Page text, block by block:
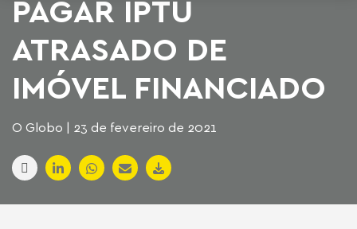
PAGAR IPTU
ATRASADO DE
IMÓVEL FINANCIADO
O Globo | 23 de fevereiro de 2021